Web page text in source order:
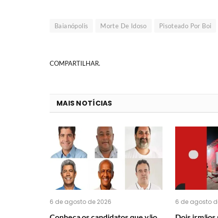
Baianópolis Morte De Idoso Pisoteado Por Boi
COMPARTILHAR.
MAIS NOTÍCIAS
6 de agosto de 2026 6 de agosto